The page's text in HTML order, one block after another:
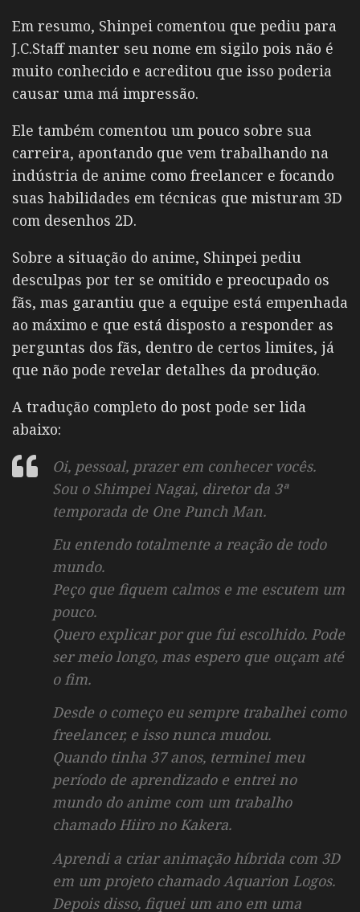
Em resumo, Shinpei comentou que pediu para
J.C.Staff manter seu nome em sigilo pois não é
muito conhecido e acreditou que isso poderia
causar uma má impressão.
Ele também comentou um pouco sobre sua
carreira, apontando que vem trabalhando na
indústria de anime como freelancer e focando
suas habilidades em técnicas que misturam 3D
com desenhos 2D.
Sobre a situação do anime, Shinpei pediu
desculpas por ter se omitido e preocupado os
fãs, mas garantiu que a equipe está empenhada
ao máximo e que está disposto a responder as
perguntas dos fãs, dentro de certos limites, já
que não pode revelar detalhes da produção.
A tradução completo do post pode ser lida
abaixo:
Oi, pessoal, prazer em conhecer vocês.
Sou o Shimpei Nagai, diretor da 3ª
temporada de One Punch Man.
Eu entendo totalmente a reação de todo
mundo.
Peço que fiquem calmos e me escutem um
pouco.
Quero explicar por que fui escolhido. Pode
ser meio longo, mas espero que ouçam até
o fim.
Desde o começo eu sempre trabalhei como
freelancer, e isso nunca mudou.
Quando tinha 37 anos, terminei meu
período de aprendizado e entrei no
mundo do anime com um trabalho
chamado Hiiro no Kakera.
Aprendi a criar animação híbrida com 3D
em um projeto chamadoAquarion Logos.
Depois disso, fiquei um ano em uma